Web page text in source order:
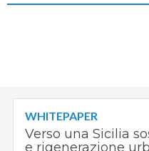
WHITEPAPER
Verso una Sicilia
e rigenerazione